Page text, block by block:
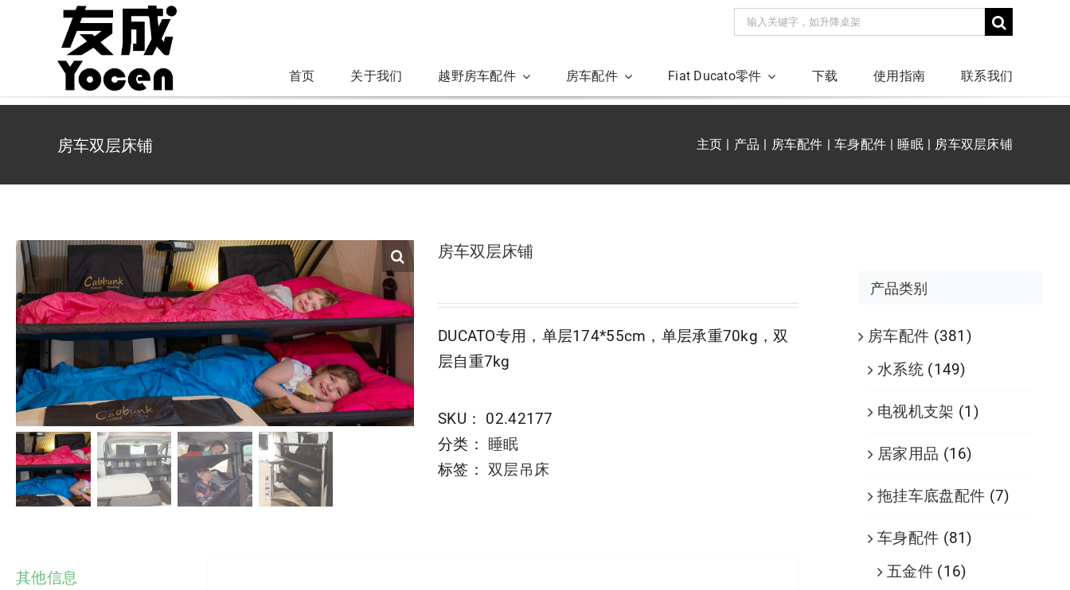
搜
首页 关于我们 越野房车配件 房车配件 Fiat Ducato零件 下载 使用指南 联系我们
房车双层床铺 主页 产品 房车配件 车身配件 睡眠 房车双层床铺
房车双层床铺
DUCATO专用，单层174*55cm，单层承重70kg，双
层自重7kg
SKU： 02.42177
分类： 睡眠
标签：双层吊床
其他信息
产品类别
房车配件 (381)
水系统 (149)
电视机支架 (1)
居家用品 (16)
拖挂车底盘配件 (7)
车身配件 (81)
五金件 (16)